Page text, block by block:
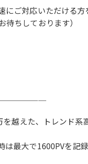
ご対応いただける方
待ちしております）
越えた、トレンド系
最大で1600PVを記